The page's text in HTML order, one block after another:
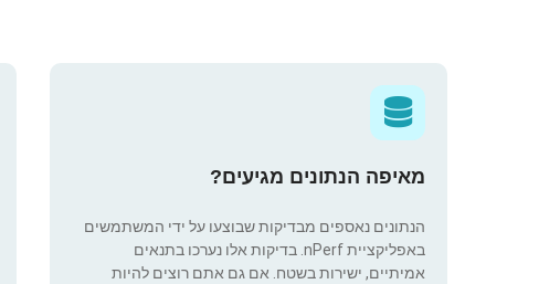
מאיפה הנתונים מגיעים?
הנתונים נאספים מבדיקות שבוצעו על ידי המשתמשים
באפליקציית nPerf. בדיקות אלו נערכו בתנאים
אמיתיים, ישירות בשטח. אם גם אתם רוצים להיות